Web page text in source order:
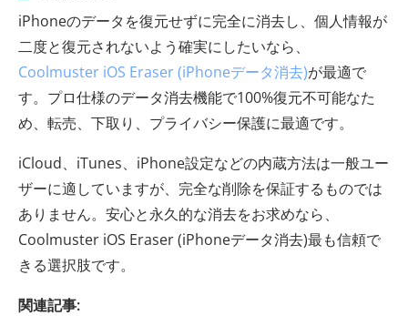
iPhoneのデータを復元せずに完全に消去し、個人情報が
二度と復元されないよう確実にしたいなら、
Coolmuster iOS Eraser (iPhoneデータ消去)が最適で
す。プロ仕様のデータ消去機能で100%復元不可能なた
め、転売、下取り、プライバシー保護に最適です。
iCloud、iTunes、iPhone設定などの内蔵方法は一般ユー
ザーに適していますが、完全な削除を保証するものでは
ありません。安心と永久的な消去をお求めなら、
Coolmuster iOS Eraser (iPhoneデータ消去)最も信頼で
きる選択肢です。
関連記事: